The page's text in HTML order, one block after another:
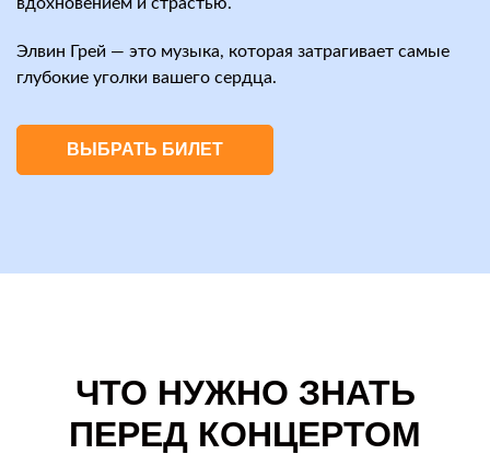
вдохновением и страстью.
Элвин Грей — это музыка, которая затрагивает самые
глубокие уголки вашего сердца.
ВЫБРАТЬ БИЛЕТ
ЧТО НУЖНО ЗНАТЬ
ПЕРЕД КОНЦЕРТОМ